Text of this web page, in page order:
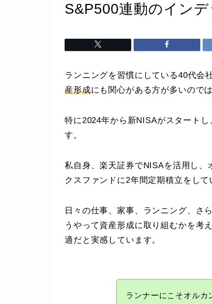
S&P500連動のイン
ランニングを習慣にしている40代会
産形成にも関心がある方が多いので
特に2024年から新NISAがスタート
す。
私自身、楽天証券でNISAを活用し、
クスファンドに2年間定期積立をして
日々の仕事、家事、ランニング、さ
うやって資産形成に取り組むかを考
適だと実感しています。
ランナーにこそオル